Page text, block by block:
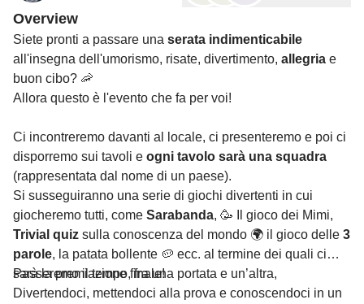
Overview
Siete pronti a passare una serata indimenticabile
all'insegna dell'umorismo, risate, divertimento, allegria e
buon cibo? 🦐
Allora questo è l'evento che fa per voi!
Ci incontreremo davanti al locale, ci presenteremo e poi ci
disporremo sui tavoli e ogni tavolo sarà una squadra
(rappresentata dal nome di un paese).
Si susseguiranno una serie di giochi divertenti in cui
giocheremo tutti, come Sarabanda, 🥳 Il gioco dei Mimi,
Trivial quiz sulla conoscenza del mondo 🌍 il gioco delle 3
parole, la patata bollente 🥔 ecc. al termine dei quali ci
sarà la premiazione finale!
Passeremo il tempo, fra una portata e un’altra,
Divertendoci, mettendoci alla prova e conoscendoci in un